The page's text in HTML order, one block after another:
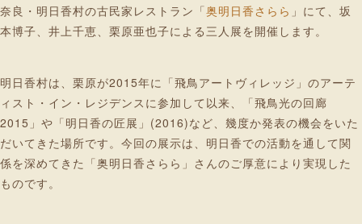
奈良・明日香村の古民家レストラン「奥明日香さらら 」にて、坂
本博子、井上千恵、栗原亜也子による三人展を開催します。
明日香村は、栗原が2015年に「飛鳥アートヴィレッジ」のアーテ
ィスト・イン・レジデンスに参加して以来、「飛鳥光の回廊
2015」や「明日香の匠展」(2016)など、幾度か発表の機会をいた
だいてきた場所です。今回の展示は、明日香での活動を通して関
係を深めてきた「奥明日香さらら」さんのご厚意により実現した
ものです。